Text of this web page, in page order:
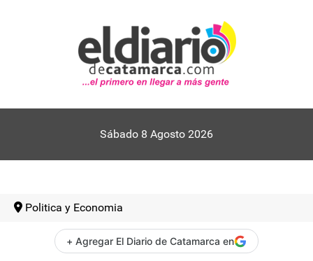
Sábado 8 Agosto 2026
Politica y Economia
+ Agregar El Diario de Catamarca en